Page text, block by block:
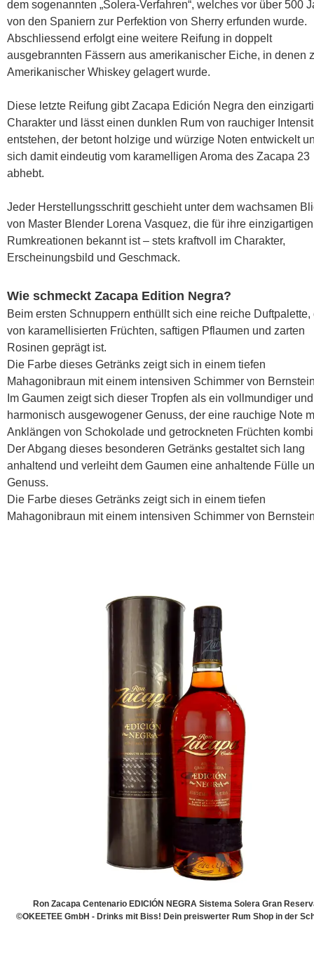
dem sogenannten „Solera-Verfahren“, welches vor über 500
von den Spaniern zur Perfektion von Sherry erfunden wurde.
Abschliessend erfolgt eine weitere Reifung in doppelt
ausgebrannten Fässern aus amerikanischer Eiche, in denen
Amerikanischer Whiskey gelagert wurde.
Diese letzte Reifung gibt Zacapa Edición Negra den
Charakter und lässt einen dunklen Rum von rauchiger
entstehen, der betont holzige und würzige Noten entwickelt
sich damit eindeutig vom karamelligen Aroma des Zacapa 23
abhebt.
Jeder Herstellungsschritt geschieht unter dem wachsamen
von Master Blender Lorena Vasquez, die für ihre einzigartigen
Rumkreationen bekannt ist – stets kraftvoll im Charakter,
Erscheinungsbild und Geschmack.
Wie schmeckt Zacapa Edition Negra?
Beim ersten Schnuppern enthüllt sich eine reiche Duftpalette,
von karamellisierten Früchten, saftigen Pflaumen und zarten
Rosinen geprägt ist.
Die Farbe dieses Getränks zeigt sich in einem tiefen
Mahagonibraun mit einem intensiven Schimmer von
Im Gaumen zeigt sich dieser Tropfen als ein vollmundiger und
harmonisch ausgewogener Genuss, der eine rauchige Note
Anklängen von Schokolade und getrockneten Früchten
Der Abgang dieses besonderen Getränks gestaltet sich lang
anhaltend und verleiht dem Gaumen eine anhaltende Fülle
Genuss.
Die Farbe dieses Getränks zeigt sich in einem tiefen
Mahagonibraun mit einem intensiven Schimmer von
Ron Zacapa Centenario EDICIÓN NEGRA Sistema Solera Gran
©OKEETEE GmbH - Drinks mit Biss! Dein preiswerter Rum Shop in der